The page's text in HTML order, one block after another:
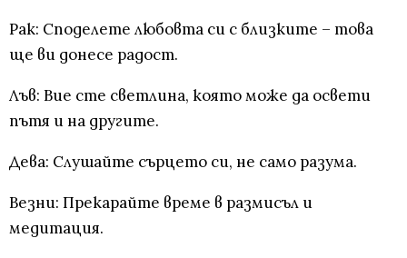
Рак: Споделете любовта си с близките – това
ще ви донесе радост.
Лъв: Вие сте светлина, която може да освети
пътя и на другите.
Дева: Слушайте сърцето си, не само разума.
Везни: Прекарайте време в размисъл и
медитация.